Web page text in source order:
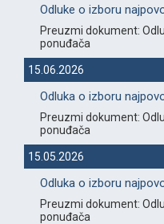
Odluke o izboru
Preuzmi dokument:
ponuđača
15.06.2026
Odluka o izboru
Preuzmi dokument:
ponuđača
15.05.2026
Odluka o izboru
Preuzmi dokument:
ponuđača